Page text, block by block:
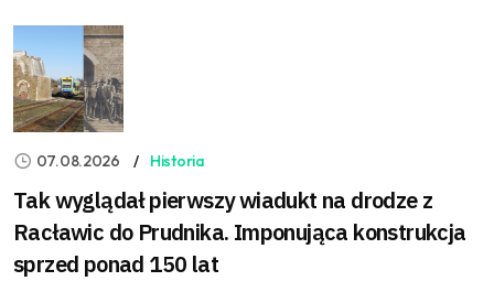
07.08.2026 Historia
Tak wyglądał pierwszy wiadukt na drodze z
Racławic do Prudnika. Imponująca konstrukcja
sprzed ponad 150 lat